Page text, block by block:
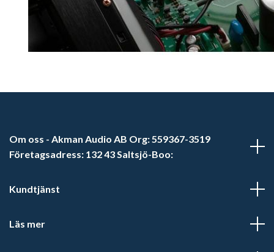
Om oss - Akman Audio AB Org: 559367-3519
Företagsadress: 132 43 Saltsjö-Boo:
Kundtjänst
Läs mer